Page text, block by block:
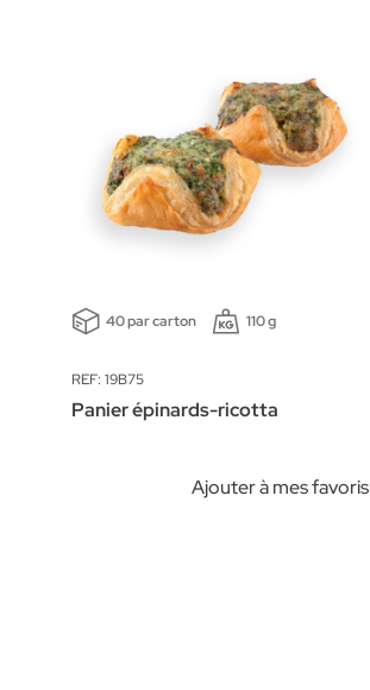
40 par carton 110 g
REF: 19B75
Panier épinards-ricotta
Ajouter à mes favoris